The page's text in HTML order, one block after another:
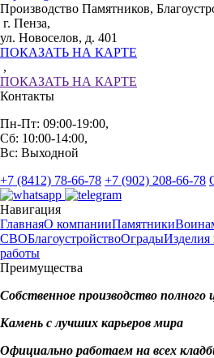
Производство Памятников,
г. Пенза,
ул. Новоселов, д. 401
ПОКАЗАТЬ НА КАРТЕ
,
ПОКАЗАТЬ НА КАРТЕ
Контакты
Пн-Пт: 09:00-19:00,
Сб: 10:00-14:00,
Вс: Выходной
+7 (8412) 78-66-78 +7 (902) 208-66-78
Навигация
ГлавнаяО компанииПамятники
СВОБлагоустройствоОградыИзделия
работы
Преимущества
Собственное производство полного
Камень с лучших карьеров мира
Официально работаем на всех